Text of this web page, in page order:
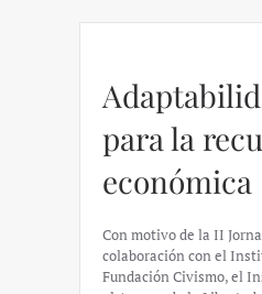
para la
económica
Con motivo de la II
colaboración con el
Fundación Civismo, el